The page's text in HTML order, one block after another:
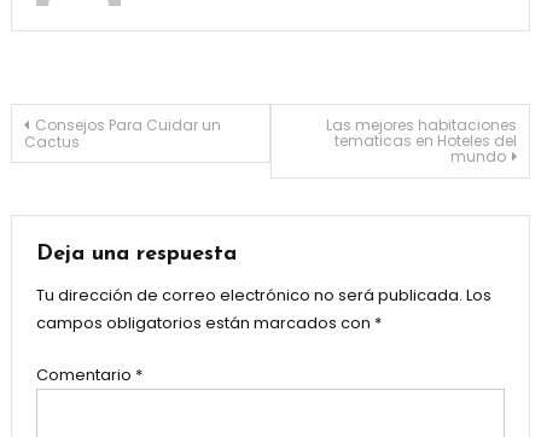
Navegación
entradas
Consejos Para Cuidar un
Cactus
Las mejores habitaciones
tematicas en Hoteles del
mundo
Deja una respuesta
Tu dirección de correo electrónico no será publicada. Los
campos obligatorios están marcados con *
Comentario *